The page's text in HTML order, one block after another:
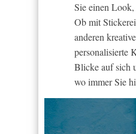
Sie einen
Ob mit
anderen
personalisierte
Blicke auf sich
wo immer Sie